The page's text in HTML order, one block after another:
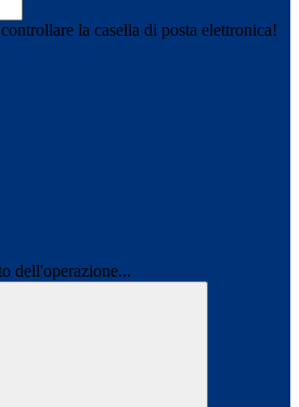
la casella di posta elettronica!
dell'operazione...